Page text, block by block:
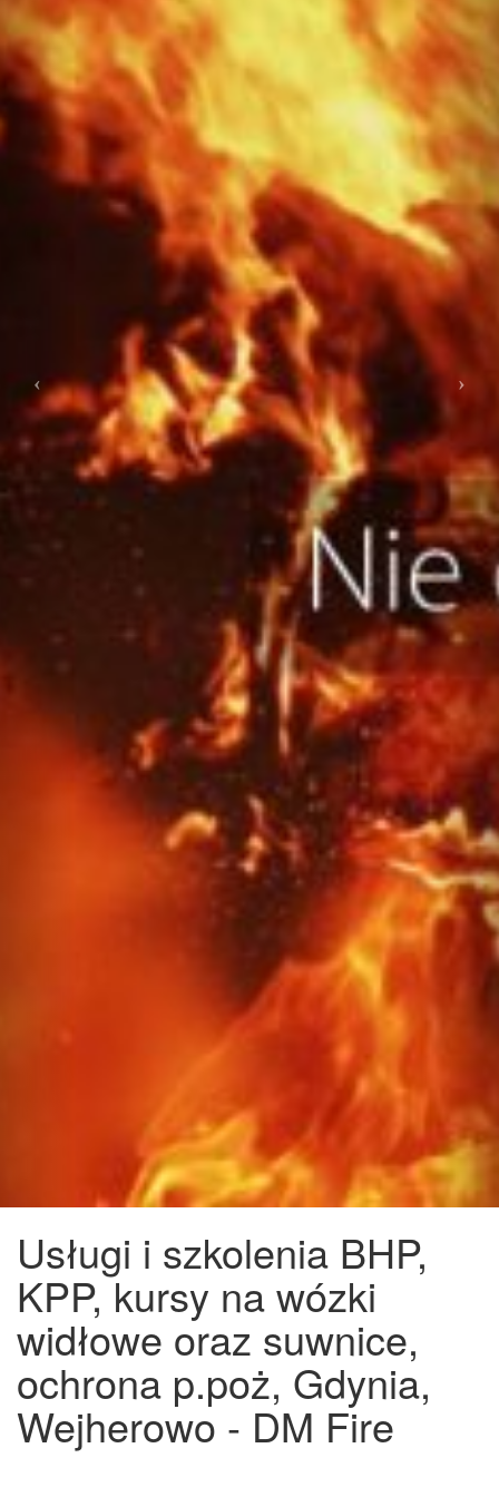
Usługi i szkolenia BHP,
KPP, kursy na wózki
widłowe oraz suwnice,
ochrona p.poż, Gdynia,
Wejherowo - DM Fire